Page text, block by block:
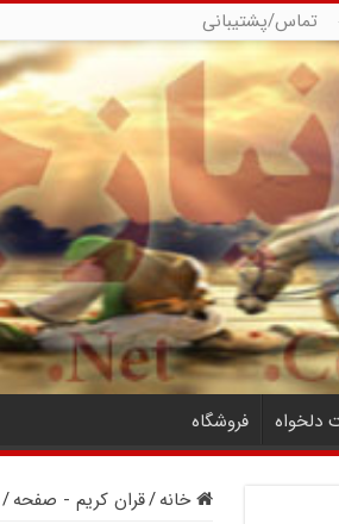
تماس/پشتیبانی
دلخواه فروشگاه
خانه/قران کریم - صفحه/